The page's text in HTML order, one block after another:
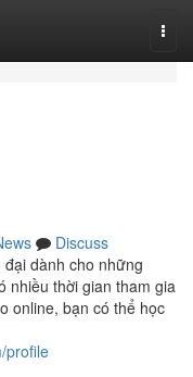
Discuss
dành cho những
nhiều thời gian tham gia
online, bạn có thể học
profile